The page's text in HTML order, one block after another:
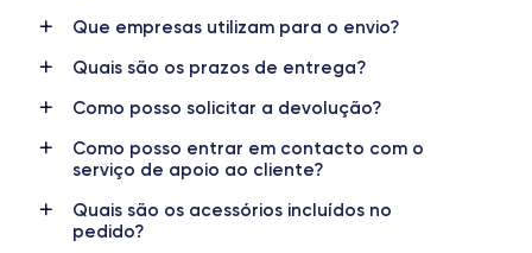
Nome do GPU
GPU de 5 núcleos
Frequência do processador
Sub-6 GHz
48 MP 12 MP
Resolução de vídeo
4K - 3840x2160px
Carregamento rápido
Que empresas utilizam para o envio?
Quais são os prazos de entrega?
Como posso solicitar a devolução?
Como posso entrar em contacto com o
serviço de apoio ao cliente?
Quais são os acessórios incluídos no
pedido?